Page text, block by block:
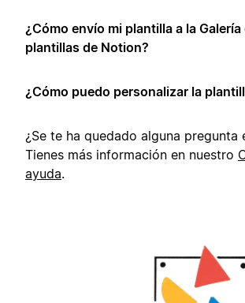
¿Cómo envío mi plantilla a la Galería
plantillas de Notion?
¿Cómo puedo personalizar la
¿Se te ha quedado alguna pregunta
Tienes más información en nuestro
ayuda.